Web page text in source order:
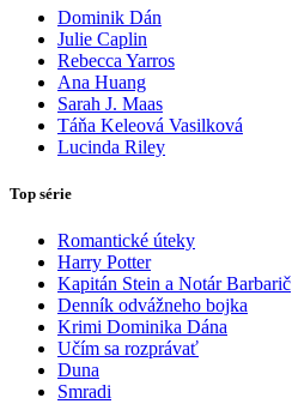
Dominik Dán
Julie Caplin
Rebecca Yarros
Ana Huang
Sarah J. Maas
Táňa Keleová Vasilková
Lucinda Riley
Top série
Romantické úteky
Harry Potter
Kapitán Stein a Notár Barbarič
Denník odvážneho bojka
Krimi Dominika Dána
Učím sa rozprávať
Duna
Smradi